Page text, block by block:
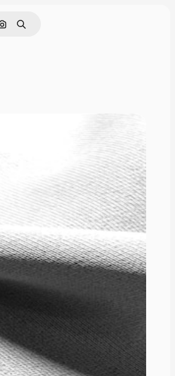
Pesquisar por imagem
Buscar